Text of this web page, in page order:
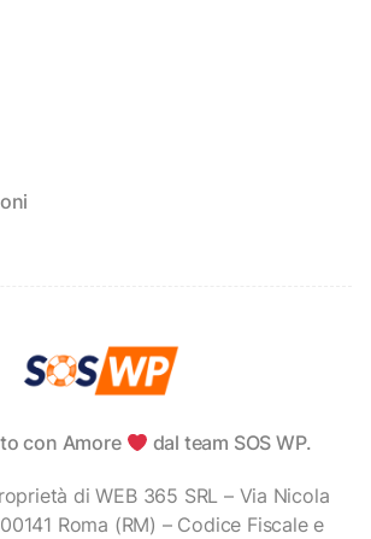
con Amore dal team SOS WP.
di WEB 365 SRL – Via Nicola
Roma (RM) – Codice Fiscale e